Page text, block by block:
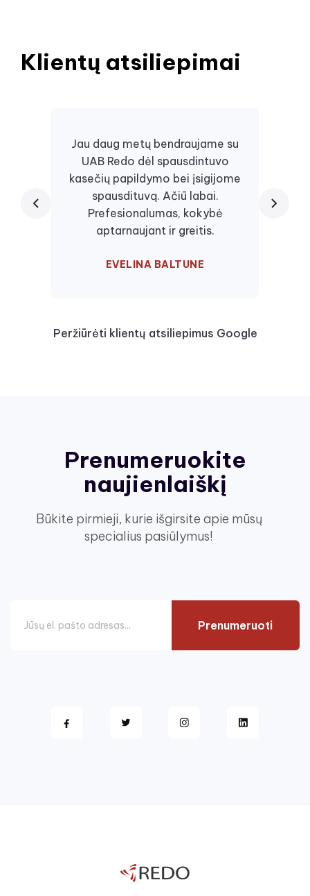
Klientų atsiliepimai
Jau daug metų bendraujame su
UAB Redo dėl spausdintuvo
kasečių papildymo bei įsigijome
spausdituvą. Ačiū labai.
Prefesionalumas, kokybė
aptarnaujant ir greitis.
EVELINA BALTUNE
Peržiūrėti klientų atsiliepimus Google
Prenumeruokite
naujienlaiškį
Būkite pirmieji, kurie išgirsite apie mūsų
specialius pasiūlymus!
Prenumeruoti